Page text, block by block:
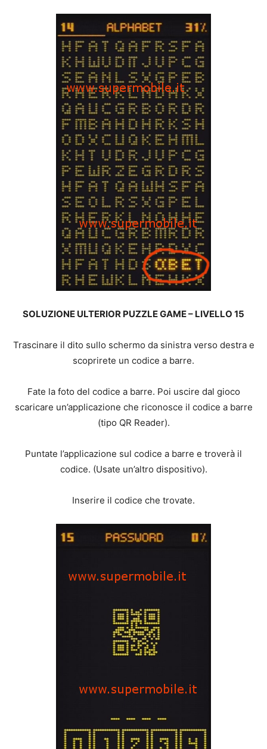
SOLUZIONE ULTERIOR PUZZLE GAME – LIVELLO 15
Trascinare il dito sullo schermo da sinistra verso destra e
scoprirete un codice a barre.
Fate la foto del codice a barre. Poi uscire dal gioco
scaricare un’applicazione che riconosce il codice a barre
(tipo QR Reader).
Puntate l’applicazione sul codice a barre e troverà il
codice. (Usate un’altro dispositivo).
Inserire il codice che trovate.